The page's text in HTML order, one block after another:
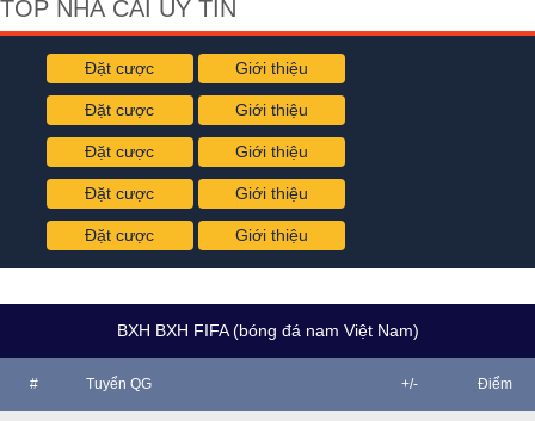
TOP NHÀ CÁI UY TÍN
Đặt cược Giới thiệu
Đặt cược Giới thiệu
Đặt cược Giới thiệu
Đặt cược Giới thiệu
Đặt cược Giới thiệu
BXH BXH FIFA (bóng đá nam Việt Nam)
# Tuyển QG +/- Điểm